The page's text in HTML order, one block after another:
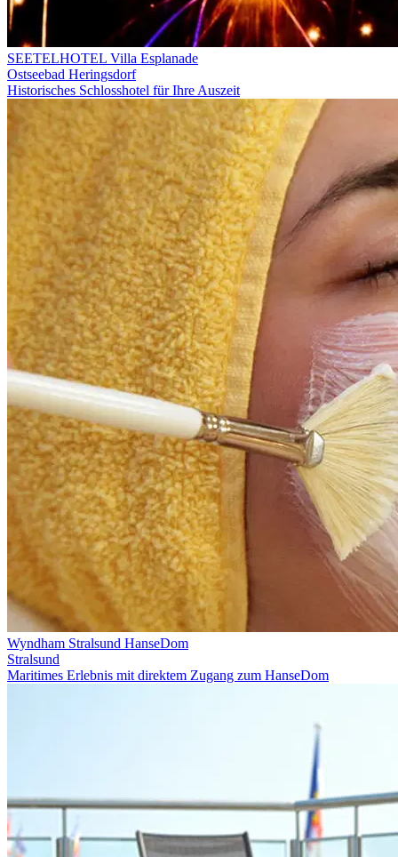
SEETELHOTEL Villa Esplanade
Ostseebad Heringsdorf
Historisches Schlosshotel für Ihre Auszeit
Wyndham Stralsund HanseDom
Stralsund
Maritimes Erlebnis mit direktem Zugang zum HanseDom